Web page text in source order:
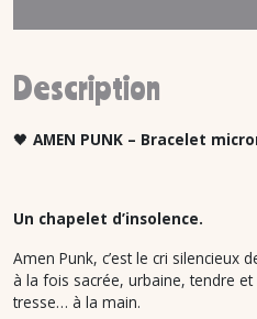
Description
🖤 AMEN PUNK – Bracelet
Un chapelet d’insolence.
Amen Punk, c’est le cri silencieux
à la fois sacrée, urbaine, tendre
tresse… à la main.